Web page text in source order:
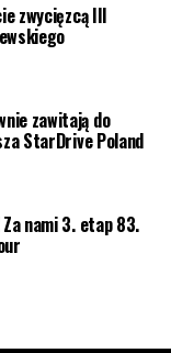
zwycięzcą III
zawitają do
StarDrive Poland
nami 3. etap 83.